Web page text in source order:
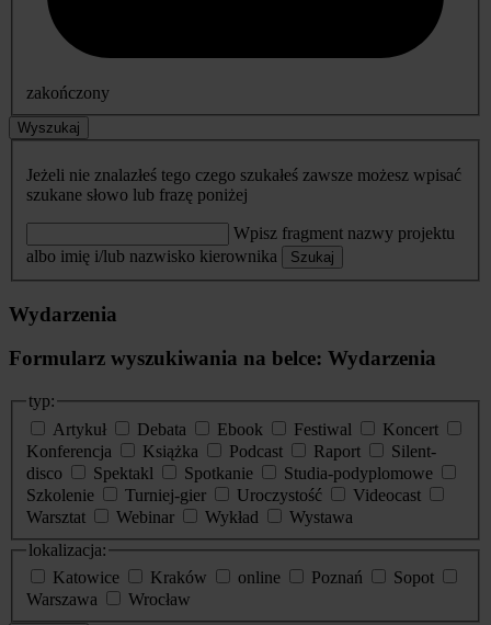
zakończony
Wyszukaj
Jeżeli nie znalazłeś tego czego szukałeś zawsze możesz wpisać
szukane słowo lub frazę poniżej
Wpisz fragment nazwy projektu
albo imię i/lub nazwisko kierownika
Szukaj
Wydarzenia
Formularz wyszukiwania na belce: Wydarzenia
typ:
Artykuł
Debata Ebook Festiwal
Koncert
Konferencja
Książka Podcast Raport
Silent-
disco
Spektakl Spotkanie
Studia-podyplomowe
Szkolenie
Turniej-gier Uroczystość
Videocast
Warsztat
Webinar Wykład
Wystawa
lokalizacja:
Katowice
Kraków online Poznań
Sopot
Warszawa
Wrocław